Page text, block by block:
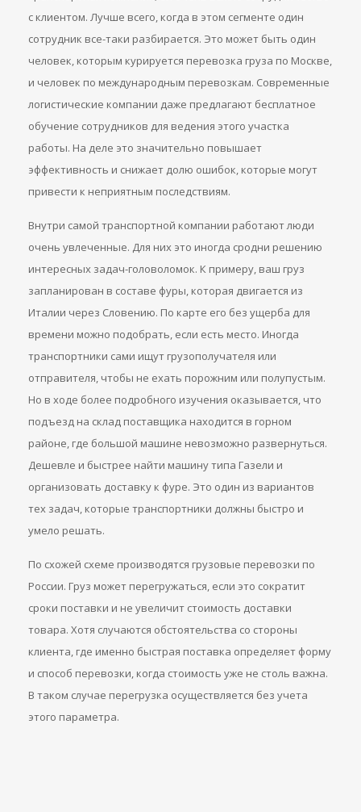
с клиентом. Лучше всего, когда в этом сегменте один
сотрудник все-таки разбирается. Это может быть один
человек, которым курируется перевозка груза по Москве,
и человек по международным перевозкам. Современные
логистические компании даже предлагают бесплатное
обучение сотрудников для ведения этого участка
работы. На деле это значительно повышает
эффективность и снижает долю ошибок, которые могут
привести к неприятным последствиям.
Внутри самой транспортной компании работают люди
очень увлеченные. Для них это иногда сродни решению
интересных задач-головоломок. К примеру, ваш груз
запланирован в составе фуры, которая двигается из
Италии через Словению. По карте его без ущерба для
времени можно подобрать, если есть место. Иногда
транспортники сами ищут грузополучателя или
отправителя, чтобы не ехать порожним или полупустым.
Но в ходе более подробного изучения оказывается, что
подъезд на склад поставщика находится в горном
районе, где большой машине невозможно развернуться.
Дешевле и быстрее найти машину типа Газели и
организовать доставку к фуре. Это один из вариантов
тех задач, которые транспортники должны быстро и
умело решать.
По схожей схеме производятся грузовые перевозки по
России. Груз может перегружаться, если это сократит
сроки поставки и не увеличит стоимость доставки
товара. Хотя случаются обстоятельства со стороны
клиента, где именно быстрая поставка определяет форму
и способ перевозки, когда стоимость уже не столь важна.
В таком случае перегрузка осуществляется без учета
этого параметра.